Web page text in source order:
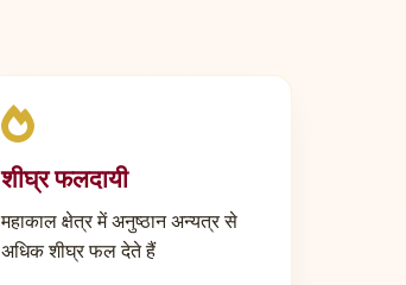
शीघ्र फलदायी
महाकाल क्षेत्र में अनुष्ठान अन्यत्र से
अधिक शीघ्र फल देते हैं